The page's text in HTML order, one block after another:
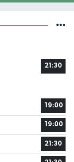
21:30
19:00
19:00
21:30